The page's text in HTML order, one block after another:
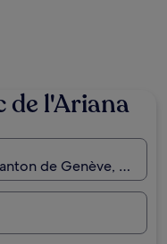
de l'Ariana
de Genève, Suisse